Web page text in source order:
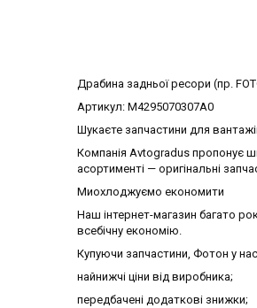
Драбина задньої ресори (пр.
Артикул: M4295070307A0
Шукаєте запчастини для
Компанія Avtogradus пропонує
асортименті — оригінальні
Миохлоджуємо економити
Наш інтернет-магазин багато
всебічну економію.
Купуючи запчастини, Фотон у
найнижчі ціни від виробника;
передбачені додаткові знижки;